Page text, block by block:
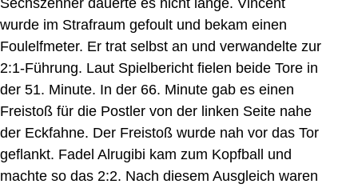
wurde im Strafraum gefoult und bekam einen
Foulelfmeter. Er trat selbst an und verwandelte zur
2:1-Führung. Laut Spielbericht fielen beide Tore in
der 51. Minute. In der 66. Minute gab es einen
Freistoß für die Postler von der linken Seite nahe
der Eckfahne. Der Freistoß wurde nah vor das Tor
geflankt. Fadel Alrugibi kam zum Kopfball und
machte so das 2:2. Nach diesem Ausgleich waren